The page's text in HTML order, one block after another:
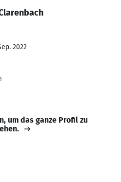
2022
um das ganze Profil zu